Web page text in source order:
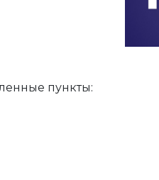
пункты: